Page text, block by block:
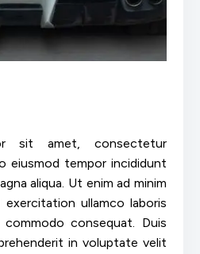
sit amet, consectetur
eiusmod tempor incididunt
aliqua. Ut enim ad minim
ullamco laboris
consequat. Duis
in voluptate velit